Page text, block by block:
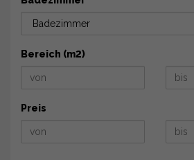
Bereich (m2)
Preis